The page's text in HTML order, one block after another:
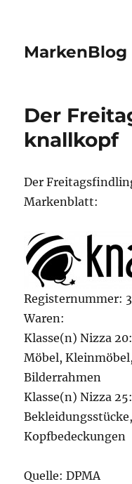
MarkenBlog
Der
knallkopf
Der
Markenblatt:
Registernummer:
Waren:
Klasse(n) Nizza 20:
Möbel,
Bilderrahmen
Klasse(n) Nizza 25:
Kopfbedeckungen
Quelle: DPMA